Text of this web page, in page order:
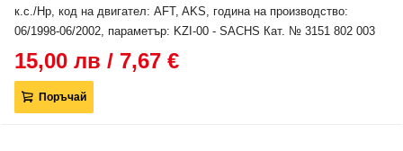
к.с./Hp, код на двигател: AFT, AKS, година на производство:
06/1998-06/2002, параметър: KZI-00 - SACHS Кат. № 3151 802 003
15,00 лв / 7,67 €
Поръчай